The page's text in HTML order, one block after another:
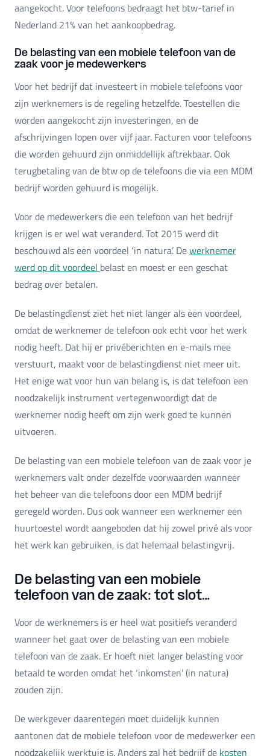
aangekocht. Voor telefoons bedraagt het btw-tarief in
Nederland 21% van het aankoopbedrag.
De belasting van een mobiele telefoon van de
zaak voor je medewerkers
Voor het bedrijf dat investeert in mobiele telefoons voor
zijn werknemers is de regeling hetzelfde. Toestellen die
worden aangekocht zijn investeringen, en de
afschrijvingen lopen over vijf jaar. Facturen voor telefoons
die worden gehuurd zijn onmiddellijk aftrekbaar. Ook
terugbetaling van de btw op de telefoons die via een MDM
bedrijf worden gehuurd is mogelijk.
Voor de medewerkers die een telefoon van het bedrijf
krijgen is er wel wat veranderd. Tot 2015 werd dit
beschouwd als een voordeel ‘in natura’. Dewerknemer
werd op dit voordeel belast en moest er een geschat
bedrag over betalen.
De belastingdienst ziet het niet langer als een voordeel,
omdat de werknemer de telefoon ook echt voor het werk
nodig heeft. Dat hij er privéberichten en e-mails mee
verstuurt, maakt voor de belastingdienst niet meer uit.
Het enige wat voor hun van belang is, is dat telefoon een
noodzakelijk instrument vertegenwoordigt dat de
werknemer nodig heeft om zijn werk goed te kunnen
uitvoeren.
De belasting van een mobiele telefoon van de zaak voor je
werknemers valt onder dezelfde voorwaarden wanneer
het beheer van die telefoons door een MDM bedrijf
geregeld worden. Dus ook wanneer een werknemer een
huurtoestel wordt aangeboden dat hij zowel privé als voor
het werk kan gebruiken, is dat helemaal belastingvrij.
De belasting van een mobiele
telefoon van de zaak: tot slot…
Voor de werknemers is er heel wat positiefs veranderd
wanneer het gaat over de belasting van een mobiele
telefoon van de zaak. Er hoeft niet langer belasting voor
betaald te worden omdat het ‘inkomsten’ (in natura)
zouden zijn.
De werkgever daarentegen moet duidelijk kunnen
aantonen dat de mobiele telefoon voor de medewerker een
noodzakelijk werktuig is. Anders zal het bedrijf de kosten